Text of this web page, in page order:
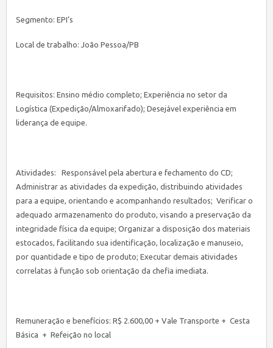
Segmento: EPI’s
Local de trabalho: João Pessoa/PB
Requisitos: Ensino médio completo; Experiência no setor da
Logística (Expedição/Almoxarifado); Desejável experiência em
liderança de equipe.
Atividades:
Responsável pela abertura e fechamento do CD;
Administrar as atividades da expedição, distribuindo atividades
para a equipe, orientando e acompanhando resultados; Verificar o
adequado armazenamento do produto, visando a preservação da
integridade física da equipe; Organizar a disposição dos materiais
estocados, facilitando sua identificação, localização e manuseio,
por quantidade e tipo de produto; Executar demais atividades
correlatas à função sob orientação da chefia imediata.
Remuneração e benefícios: R$ 2.600,00 + Vale Transporte + Cesta
Básica + Refeição no local